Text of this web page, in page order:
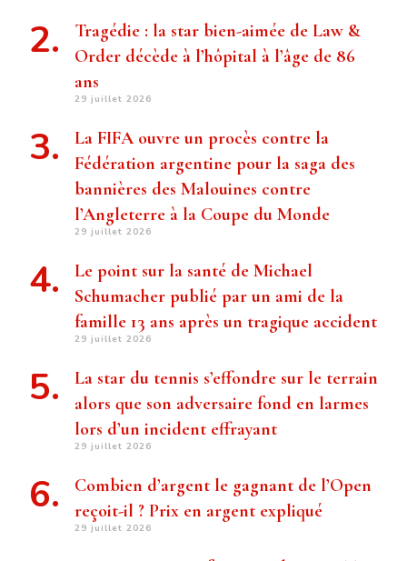
Tragédie : la star bien-aimée de Law &
Order décède à l’hôpital à l’âge de 86
ans
29 juillet 2026
La FIFA ouvre un procès contre la
Fédération argentine pour la saga des
bannières des Malouines contre
l’Angleterre à la Coupe du Monde
29 juillet 2026
Le point sur la santé de Michael
Schumacher publié par un ami de la
famille 13 ans après un tragique accident
29 juillet 2026
La star du tennis s’effondre sur le terrain
alors que son adversaire fond en larmes
lors d’un incident effrayant
29 juillet 2026
Combien d’argent le gagnant de l’Open
reçoit-il ? Prix ​​en argent expliqué
29 juillet 2026